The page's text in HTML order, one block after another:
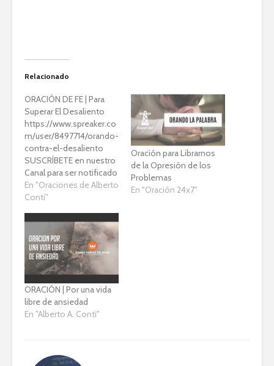
Relacionado
ORACIÓN DE FE | Para
Superar El Desaliento
https://www.spreaker.co
m/user/8497714/orando-
contra-el-desaliento
SUSCRÍBETE en nuestro
Canal para ser notificado
de nuevos videos, clica
en el link debajo
======================
==== Para inscribirte
gratuitamente en la
Escuela Online de
Oración y tener acceso a
todo el material de
entrenamiento, puedes
hacerlo clicando el link
debajo
mas informaciones
En "Oraciones de Alberto
Conti"
Oración para Librarnos
de la Opresión de los
Problemas
En "Oración 24x7"
ORACIÓN | Por una vida
libre de ansiedad
En "Alberto A. Conti"